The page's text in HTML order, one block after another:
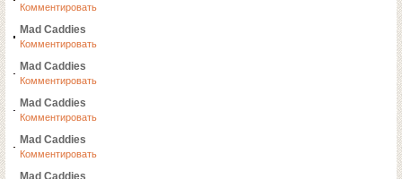
Комментировать
Mad Caddies
Комментировать
Mad Caddies
Комментировать
Mad Caddies
Комментировать
Mad Caddies
Комментировать
Mad Caddies